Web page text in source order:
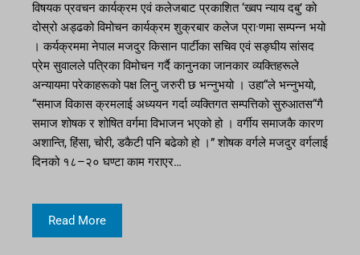
विषयक प्रवचन कार्यक्रम एवं कलेजबाट प्रकाशित ‘ख्वप न्याय दबु’ को
दोस्रो अड्ढको विमोचन कार्यक्रम शुक्रबार कलेज प्रा·णमा सम्पन्न भयो
। कर्यक्रममा नेपाल मजदुर किसान पार्टीका सचिव एवं सङ्घीय सांसद
प्रेम सुवालले पत्रिका विमोचन गर्दै कानुनका जानकार व्यक्तिहरूले
अन्यायमा परेकाहरूको पक्ष लिनु जरुरी छ भन्नुभयो । उहा“ले भन्नुभयो,
“समाज विकास क्रमलाई अध्ययन गर्दा व्यक्तिगत सम्पत्तिको सुरुआतस“गै
समाज शोषक र शोषित वर्गमा विभाजन भएको हो । वर्गीय समाजकै कारण
अशान्ति, हिंसा, चोरी, डकैटी पनि बढेको हो ।” शोषक वर्गले मजदुर वर्गलाई
दिनको १८–२० घण्टा काम गराएर…
Read More